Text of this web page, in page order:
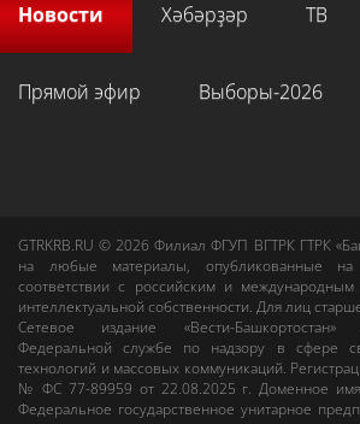
Новости Хәбәрҙәр ТВ
Прямой эфир Выборы-2026
GTRKRB.RU © 2026Филиал ФГУП ВГТРК ГТРК
на любые материалы, опубликованные
соответствии с российским и международным
интеллектуальной собственности. Для лиц
Сетевое издание «Вести-Башкортостан»
Федеральной службе по надзору в сфере
технологий и массовых коммуникаций.
№ ФС 77-89959 от 22.08.2025 г. Доменное
Федеральное государственное унитарное